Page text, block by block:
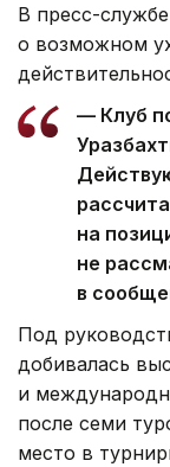
В пресс-
о возможном
— Клуб
на
не
в
Под
добивалась
и
после семи
место в